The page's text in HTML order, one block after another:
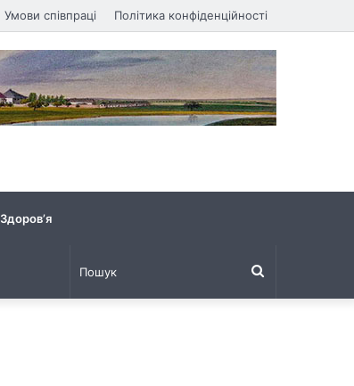
Умови співпраці Політика конфіденційності
Здоров’я